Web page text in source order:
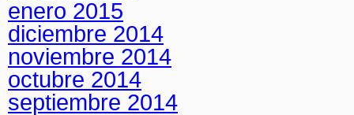
enero 2015
diciembre 2014
noviembre 2014
octubre 2014
septiembre 2014